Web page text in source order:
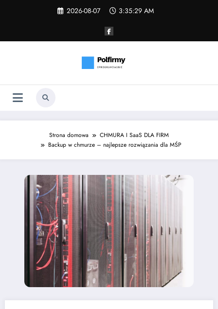
2026-08-07 3:35:30 AM
Strona domowa
CHMURA I SaaS DLA FIRM
Backup w chmurze – najlepsze rozwiązania dla MŚP